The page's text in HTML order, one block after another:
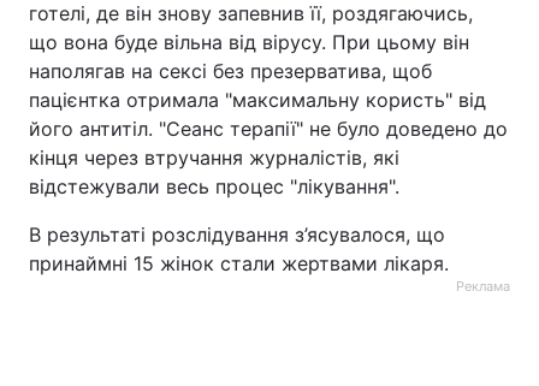
готелі, де він знову запевнив її, роздягаючись,
що вона буде вільна від вірусу. При цьому він
наполягав на сексі без презерватива, щоб
пацієнтка отримала "максимальну користь" від
його антитіл. "Сеанс терапії" не було доведено до
кінця через втручання журналістів, які
відстежували весь процес "лікування".
В результаті розслідування з’ясувалося, що
принаймні 15 жінок стали жертвами лікаря.
Реклама